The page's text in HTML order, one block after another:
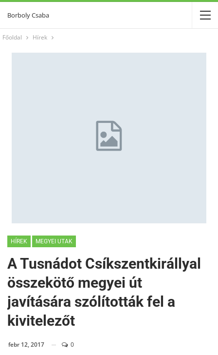
Borboly Csaba
Főoldal Hírek
HÍREK MEGYEI UTAK
A Tusnádot Csíkszentkirállyal
összekötő megyei út
javítására szólították fel a
kivitelezőt
febr 12, 2017 0